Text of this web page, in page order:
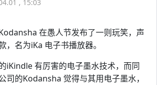
, 15:03
在愚人节发布了一则玩笑，声
，名为iKa 电子书播放器。
iKindle 有厉害的电子墨水技术，而同
司的Kodansha 觉得与其用电子墨水，